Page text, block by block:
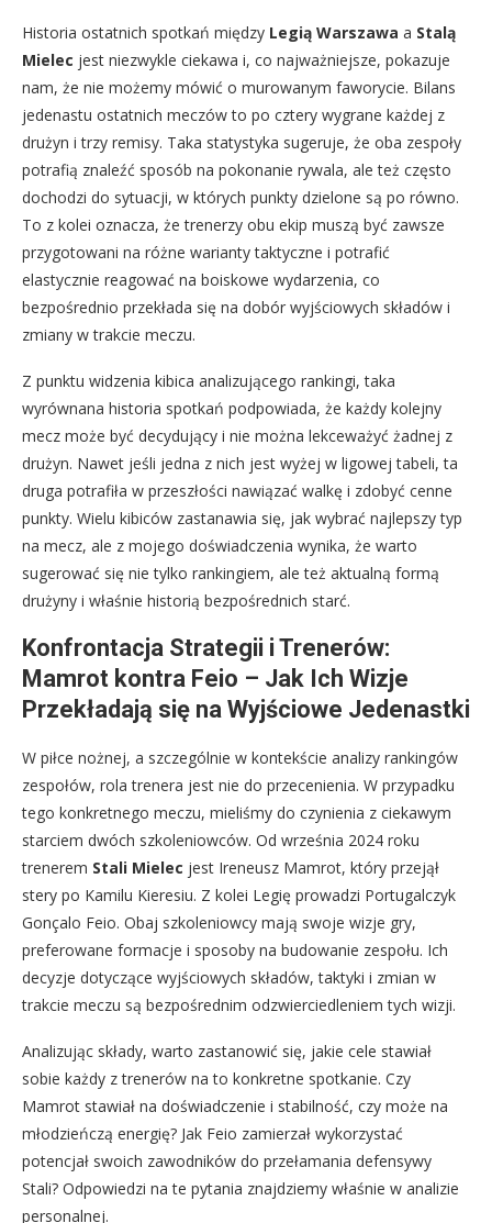
Historia ostatnich spotkań między Legią Warszawa a Stalą
Mielec jest niezwykle ciekawa i, co najważniejsze, pokazuje
nam, że nie możemy mówić o murowanym faworycie. Bilans
jedenastu ostatnich meczów to po cztery wygrane każdej z
drużyn i trzy remisy. Taka statystyka sugeruje, że oba zespoły
potrafią znaleźć sposób na pokonanie rywala, ale też często
dochodzi do sytuacji, w których punkty dzielone są po równo.
To z kolei oznacza, że trenerzy obu ekip muszą być zawsze
przygotowani na różne warianty taktyczne i potrafić
elastycznie reagować na boiskowe wydarzenia, co
bezpośrednio przekłada się na dobór wyjściowych składów i
zmiany w trakcie meczu.
Z punktu widzenia kibica analizującego rankingi, taka
wyrównana historia spotkań podpowiada, że każdy kolejny
mecz może być decydujący i nie można lekceważyć żadnej z
drużyn. Nawet jeśli jedna z nich jest wyżej w ligowej tabeli, ta
druga potrafiła w przeszłości nawiązać walkę i zdobyć cenne
punkty. Wielu kibiców zastanawia się, jak wybrać najlepszy typ
na mecz, ale z mojego doświadczenia wynika, że warto
sugerować się nie tylko rankingiem, ale też aktualną formą
drużyny i właśnie historią bezpośrednich starć.
Konfrontacja Strategii i Trenerów:
Mamrot kontra Feio – Jak Ich Wizje
Przekładają się na Wyjściowe Jedenastki
W piłce nożnej, a szczególnie w kontekście analizy rankingów
zespołów, rola trenera jest nie do przecenienia. W przypadku
tego konkretnego meczu, mieliśmy do czynienia z ciekawym
starciem dwóch szkoleniowców. Od września 2024 roku
trenerem Stali Mielec jest Ireneusz Mamrot, który przejął
stery po Kamilu Kieresiu. Z kolei Legię prowadzi Portugalczyk
Gonçalo Feio. Obaj szkoleniowcy mają swoje wizje gry,
preferowane formacje i sposoby na budowanie zespołu. Ich
decyzje dotyczące wyjściowych składów, taktyki i zmian w
trakcie meczu są bezpośrednim odzwierciedleniem tych wizji.
Analizując składy, warto zastanowić się, jakie cele stawiał
sobie każdy z trenerów na to konkretne spotkanie. Czy
Mamrot stawiał na doświadczenie i stabilność, czy może na
młodzieńczą energię? Jak Feio zamierzał wykorzystać
potencjał swoich zawodników do przełamania defensywy
Stali? Odpowiedzi na te pytania znajdziemy właśnie w analizie
personalnej.